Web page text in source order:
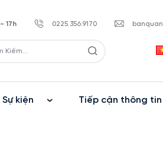
17h 0225.356.9170
kiện Tiếp cận thông tin